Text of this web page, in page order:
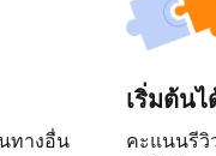
ทางอื่น
เริ่มต้น
คะแนนรีวิ